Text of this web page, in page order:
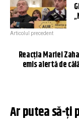
Articolul precedent
Reacția Mariei
emis alertă de
Ar putea să-ți